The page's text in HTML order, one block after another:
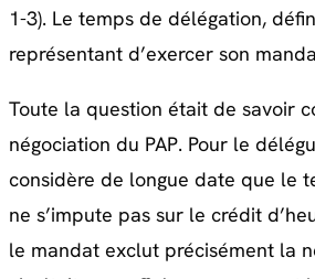
1-3). Le temps de délégation,
représentant d’exercer son
Toute la question était de savoir
négociation du PAP. Pour le
considère de longue date que le
ne s’impute pas sur le crédit
le mandat exclut précisément la